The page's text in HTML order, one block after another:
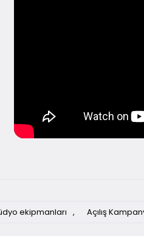
ekipmanları , Açılış